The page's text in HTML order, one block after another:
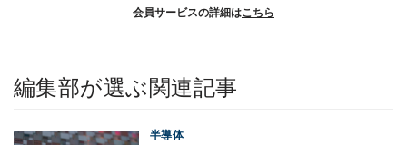
会員サービスの詳細はこちら
編集部が選ぶ関連記事
半導体